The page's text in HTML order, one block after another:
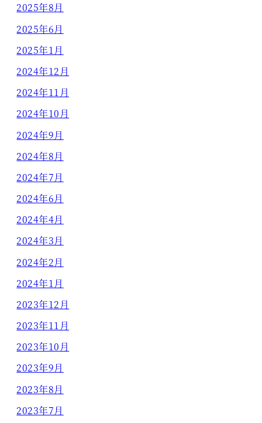
2025年8月
2025年6月
2025年1月
2024年12月
2024年11月
2024年10月
2024年9月
2024年8月
2024年7月
2024年6月
2024年4月
2024年3月
2024年2月
2024年1月
2023年12月
2023年11月
2023年10月
2023年9月
2023年8月
2023年7月